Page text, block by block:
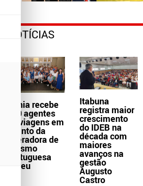
NOTÍCIAS
Bahia recebe
300 agentes
de viagens em
evento da
operadora de
turismo
portuguesa
Abreu
Itabuna
registra maior
crescimento
do IDEB na
década com
maiores
avanços na
gestão
Augusto
Castro